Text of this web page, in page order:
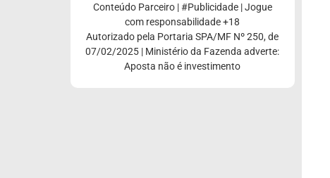
Conteúdo Parceiro | #Publicidade | Jogue
com responsabilidade +18
Autorizado pela Portaria SPA/MF Nº 250, de
07/02/2025 | Ministério da Fazenda adverte:
Aposta não é investimento